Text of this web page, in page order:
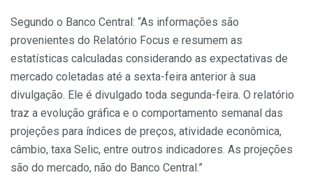
Segundo o Banco Central: “As informações são
provenientes do Relatório Focus e resumem as
estatísticas calculadas considerando as expectativas de
mercado coletadas até a sexta-feira anterior à sua
divulgação. Ele é divulgado toda segunda-feira. O relatório
traz a evolução gráfica e o comportamento semanal das
projeções para índices de preços, atividade econômica,
câmbio, taxa Selic, entre outros indicadores. As projeções
são do mercado, não do Banco Central.”